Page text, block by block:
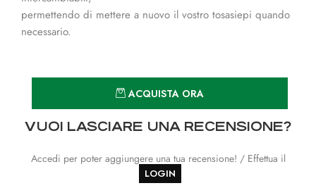
permettendo di mettere a nuovo il vostro tosasiepi quando
necessario.
ACQUISTA ORA
VUOI LASCIARE UNA RECENSIONE?
Accedi per poter aggiungere una tua recensione! / Effettua il
LOGIN